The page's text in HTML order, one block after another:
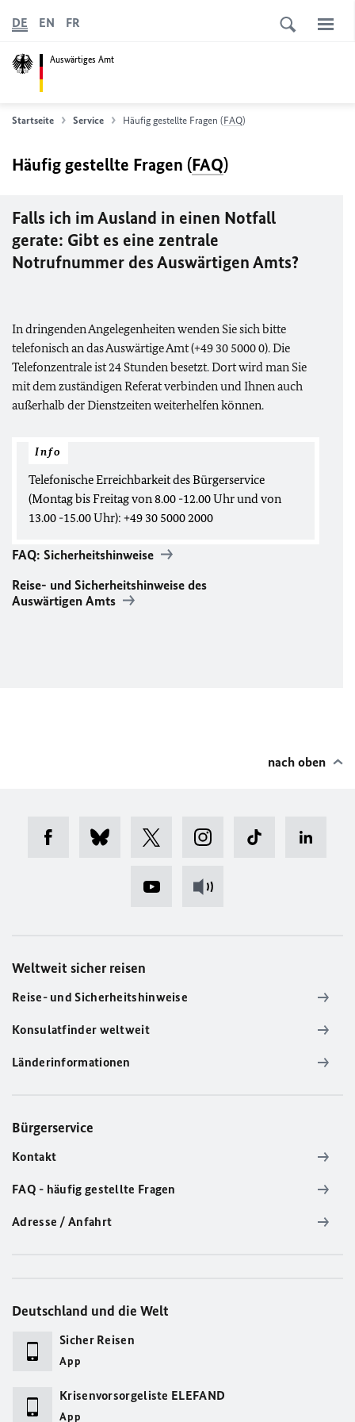
Auswärtiges Amt
DE EN FR
Startseite Service Häufig gestellte Fragen (FAQ)
Häufig gestellte Fragen (FAQ)
Falls ich im Ausland in einen Notfall
gerate: Gibt es eine zentrale
Notrufnummer des Auswärtigen Amts?
In dringenden Angelegenheiten wenden Sie sich bitte
telefonisch an das Auswärtige Amt (+49 30 5000 0). Die
Telefonzentrale ist 24 Stunden besetzt. Dort wird man Sie
mit dem zuständigen Referat verbinden und Ihnen auch
außerhalb der Dienstzeiten weiterhelfen können.
Info
Telefonische Erreichbarkeit des Bürgerservice
(Montag bis Freitag von 8.00 -12.00 Uhr und von
13.00 -15.00 Uhr): +49 30 5000 2000
FAQ: Sicherheitshinweise
Reise- und Sicherheitshinweise des
Auswärtigen Amts
nach oben
Weltweit sicher reisen
Reise- und Sicherheitshinweise
Konsulatfinder weltweit
Länderinformationen
Bürgerservice
Kontakt
FAQ - häufig gestellte Fragen
Adresse / Anfahrt
Deutschland und die Welt
Sicher Reisen
App
Krisenvorsorgeliste ELEFAND
App